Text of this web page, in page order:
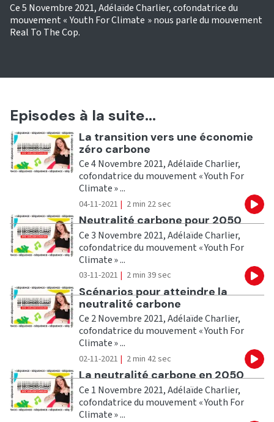
Ce 5 Novembre 2021, Adélaïde Charlier, cofondatrice du
mouvement « Youth For Climate » nous parle du mouvement
Real To The Cop.
Episodes à la suite...
Ecouter
La transition vers une économie
zéro carbone
Ce 4 Novembre 2021, Adélaïde Charlier,
cofondatrice du mouvement « Youth For
Climate » ...
04-11-2021 | 2 min 22 sec
Ecouter
Neutralité carbone pour 2050
Ce 3 Novembre 2021, Adélaïde Charlier,
cofondatrice du mouvement « Youth For
Climate » ...
03-11-2021 | 2 min 39 sec
Ecouter
Scénarios pour atteindre la
neutralité carbone
Ce 2 Novembre 2021, Adélaïde Charlier,
cofondatrice du mouvement « Youth For
Climate » ...
02-11-2021 | 2 min 42 sec
Ecouter
La neutralité carbone en 2050
Ce 1 Novembre 2021, Adélaïde Charlier,
cofondatrice du mouvement « Youth For
Climate » ...